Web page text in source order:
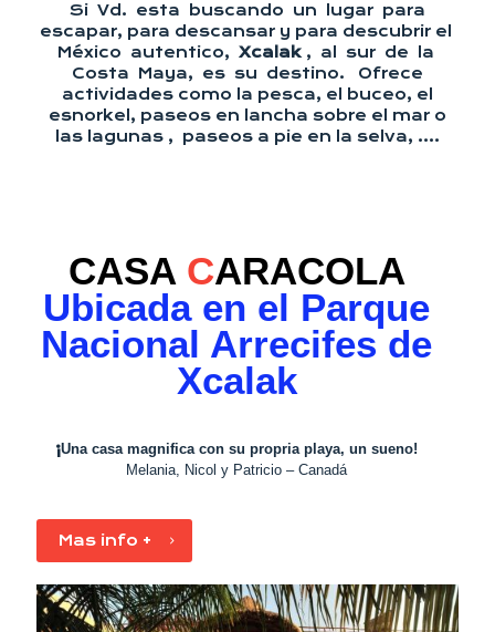
Si Vd. esta buscando un lugar para
escapar, para descansar y para descubrir el
México autentico, Xcalak , al sur de la
Costa Maya, es su destino. Ofrece
actividades como la pesca, el buceo, el
esnorkel, paseos en lancha sobre el mar o
las lagunas , paseos a pie en la selva, ….
CASA CARACOLA
Ubicada en el Parque
Nacional Arrecifes de
Xcalak
¡Una casa magnifica con su propria playa, un sueno!
Melania, Nicol y Patricio – Canadá
Mas info +